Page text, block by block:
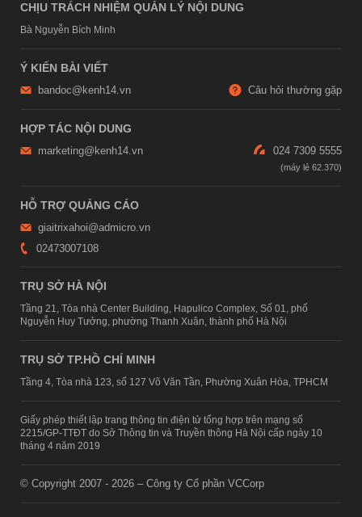
CHỊU TRÁCH NHIỆM QUẢN LÝ NỘI DUNG
Bà Nguyễn Bích Minh
Ý KIẾN BÀI VIẾT
bandoc@kenh14.vn Câu hỏi thường gặp
HỢP TÁC NỘI DUNG
marketing@kenh14.vn 024 7309 5555
HỖ TRỢ QUẢNG CÁO
giaitrixahoi@admicro.vn
02473007108
TRỤ SỞ HÀ NỘI
Tầng 21, Tòa nhà Center Building, Hapulico Complex, Số 01, phố
Nguyễn Huy Tưởng, phường Thanh Xuân, thành phố Hà Nội
TRỤ SỞ TP.HỒ CHÍ MINH
Tầng 4, Tòa nhà 123, số 127 Võ Văn Tần, Phường Xuân Hòa, TPHCM
Giấy phép thiết lập trang thông tin điện tử tổng hợp trên mạng số
2215/GP-TTĐT do Sở Thông tin và Truyền thông Hà Nội cấp ngày 10
tháng 4 năm 2019
© Copyright 2007 - 2026 – Công ty Cổ phần VCCorp